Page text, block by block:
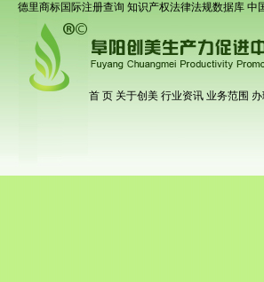
德里商标国际注册查询 知识产权法律法规数据库 中
首 页 关于创美 行业资讯 业务范围